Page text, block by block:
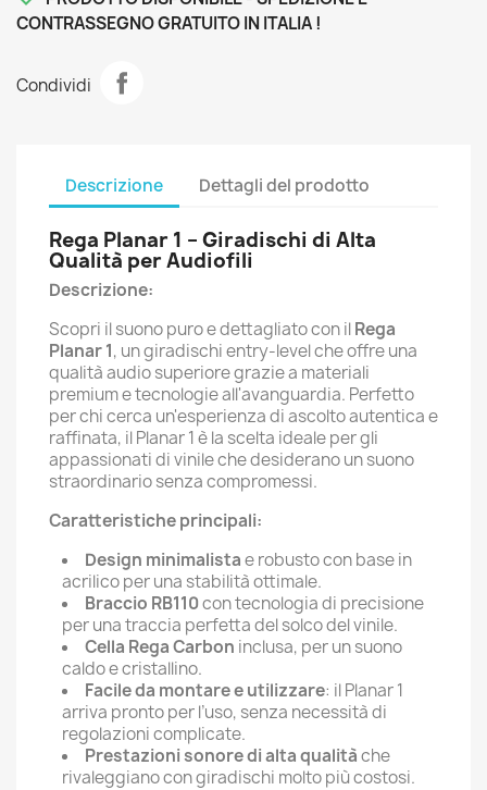
CONTRASSEGNO GRATUITO IN ITALIA !
Condividi
Descrizione Dettagli del prodotto
Rega Planar 1 – Giradischi di Alta
Qualità per Audiofili
Descrizione:
Scopri il suono puro e dettagliato con ilRega
Planar 1, un giradischi entry-level che offre una
qualità audio superiore grazie a materiali
premium e tecnologie all'avanguardia. Perfetto
per chi cerca un'esperienza di ascolto autentica e
raffinata, il Planar 1 è la scelta ideale per gli
appassionati di vinile che desiderano un suono
straordinario senza compromessi.
Caratteristiche principali:
Design minimalistae robusto con base in
acrilico per una stabilità ottimale.
Braccio RB110con tecnologia di precisione
per una traccia perfetta del solco del vinile.
Cella Rega Carbon inclusa, per un suono
caldo e cristallino.
Facile da montare e utilizzare: il Planar 1
arriva pronto per l’uso, senza necessità di
regolazioni complicate.
Prestazioni sonore di alta qualitàche
rivaleggiano con giradischi molto più costosi.